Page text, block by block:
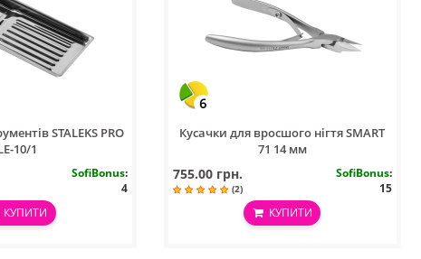
STALEKS PRO
10/1
SofiBonus:
4
КУПИТИ
6
Кусачки для вросшого нігтя SMART
71 14 мм
755.00 грн.
(2)
SofiBonus:
15
КУПИТИ